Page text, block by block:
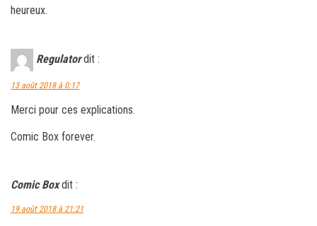
heureux.
Regulator dit :
13 août 2018 à 0:17
Merci pour ces explications.
Comic Box forever.
Comic Box dit :
19 août 2018 à 21:21